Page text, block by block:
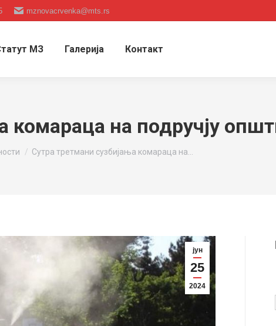
mznovacrvenka@mts.rs
МЗ Галерија Контакт
комараца на подручју
Сутра третмани сузбијања комараца на…
јун
25
2024